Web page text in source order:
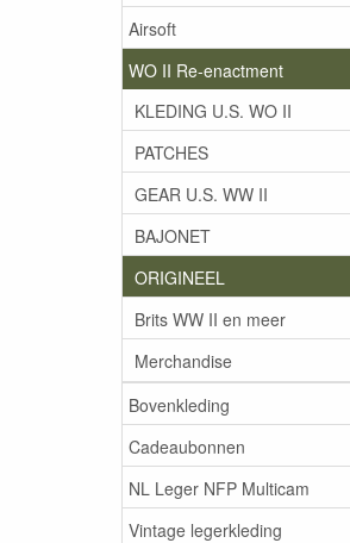
Airsoft
WO II Re-enactment
KLEDING U.S. WO II
PATCHES
GEAR U.S. WW II
BAJONET
ORIGINEEL
Brits WW II en meer
Merchandise
Bovenkleding
Cadeaubonnen
NL Leger NFP Multicam
Vintage legerkleding